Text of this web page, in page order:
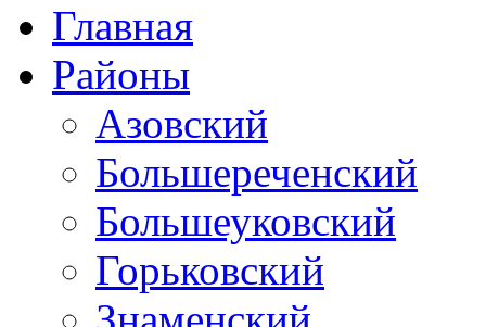
Главная
Районы
Азовский
Большереченский
Большеуковский
Горьковский